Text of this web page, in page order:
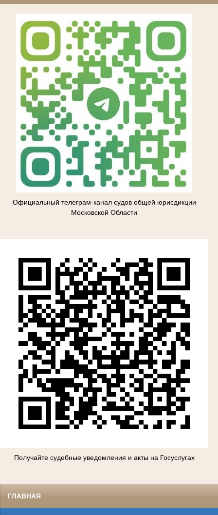
Официальный телеграм-канал судов общей юрисдикции
Московской Области
Получайте судебные уведомления и акты на Госуслугах
ГЛАВНАЯ